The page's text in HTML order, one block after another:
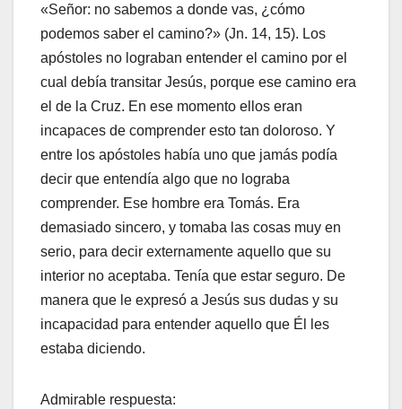
«Señor: no sabemos a donde vas, ¿cómo
podemos saber el camino?» (Jn. 14, 15). Los
apóstoles no lograban entender el camino por el
cual debía transitar Jesús, porque ese camino era
el de la Cruz. En ese momento ellos eran
incapaces de comprender esto tan doloroso. Y
entre los apóstoles había uno que jamás podía
decir que entendía algo que no lograba
comprender. Ese hombre era Tomás. Era
demasiado sincero, y tomaba las cosas muy en
serio, para decir externamente aquello que su
interior no aceptaba. Tenía que estar seguro. De
manera que le expresó a Jesús sus dudas y su
incapacidad para entender aquello que Él les
estaba diciendo.
Admirable respuesta: